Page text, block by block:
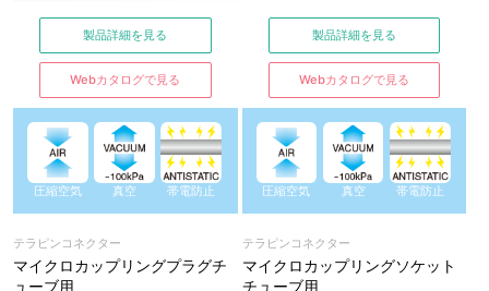
製品詳細を見る
Webカタログで見る
圧縮空気 真空 帯電防止
製品詳細を見る
Webカタログで見る
圧縮空気 真空 帯電防止
テラピンコネクター
マイクロカップリングプラグチ
ューブ用
テラピンコネクター
マイクロカップリングソケット
チューブ用